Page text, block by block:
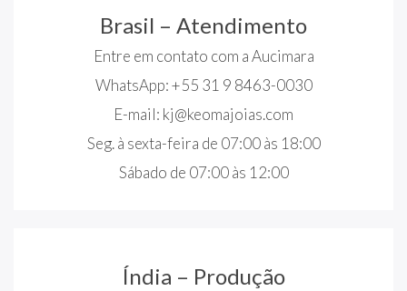
Brasil – Atendimento
Entre em contato com a Aucimara
WhatsApp: +55 31 9 8463-0030
E-mail: kj@keomajoias.com
Seg. à sexta-feira de 07:00 às 18:00
Sábado de 07:00 às 12:00
Índia – Produção